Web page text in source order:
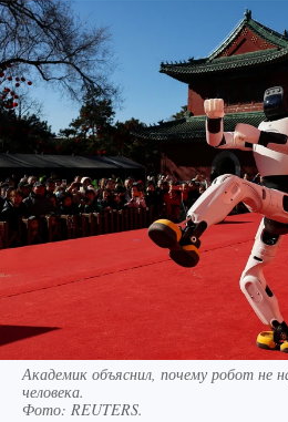
Академик объяснил, почему робот не
человека.
Фото: REUTERS.